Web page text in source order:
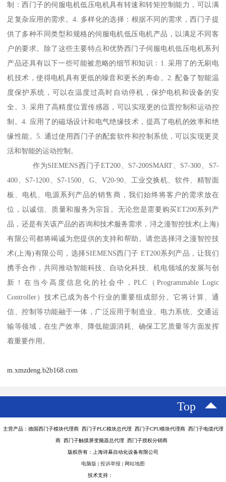
制：西门子的伺服电机低压电机具有转速和转矩控制能力，可以满
足复杂应用的需求。4. 多样化的选择：根据不同的需求，西门子提
供了多种不同类型和规格的伺服电机低压电机产品，以满足不同客
户的要求。除了这些主要特点和优势西门子伺服电机低压电机系列
产品还具有以下一些可能被忽略的细节和知识：1. 采用了的无刷电
机技术，使得电机具有更低的噪音和更长的寿命。2. 配备了智能温
度保护系统，可以在温度过高时自动停机，保护电机和设备的安
全。3. 采用了高精度位置传感器，可以实现更的位置控制和运动控
制。4. 应用了的磁场设计和电气绝缘技术，提髙了电机的效率和绝
缘性能。5. 通过使用西门子的配套软件和控制系统，可以实现更灵
活和智能的运动控制。
作为SIEMENS西门子ET200、S7-200SMART、S7-300、S7-
400、S7-1200、S7-1500、G、V20-90、工业交换机、软件、精智面
板、电机、电源系列产品的销售商，我们始终将客户的需求放在
位，以诚信、质量和服务为宗旨。无论您是需要购买ET200系列产
品，还是有关该产品的咨询和技术服务需求，浔之漫智控技术(上海)
有限公司都将竭诚为您提供的支持和帮助。请您选择浔之漫智控技
术(上海)有限公司，选择SIEMENS西门子 ET200系列产品，让我们
携手合作，共同推动智能科技、自动化科技、机电领域的发展与创
新！在当今高度信息化的社会中，PLC（Programmable Logic
Controller）技术已成为各个行业的重要组成部分。它将计算、通
信、控制等功能融于一体，广泛应用于制造业、电力系统、交通运
输等领域，在生产效率、降低能源消耗、确保工艺质量等方面发挥
着重要作用。
m.xmzdeng.b2b168.com
Top
主营产品：德国西门子模块代理商 西门子PLC模块总代理 西门子CPU模块代理商 西门子电缆代理
商 西门子触摸屏变频器总代理 西门子授权分销商
版权所有：上海诗幕自动化设备有限公司
电脑版 | 投诉举报 | 网站地图
技术支持：